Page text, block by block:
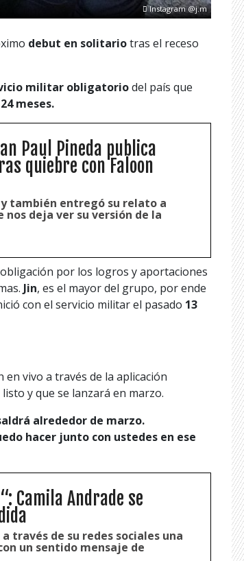
Instagram @j.m
debut en solitariotras el receso
militar obligatoriodel país que
meses.
Paul Pineda publica
quiebre con Faloon
también entregó su relato a
nos deja ver su versión de la
por los logros y aportaciones
Jin, es el mayor del grupo, por ende
con el servicio militar el pasado 13
vivo a través de la aplicación
y que se lanzará en marzo.
alrededor de marzo.
hacer junto con ustedes en ese
Camila Andrade se
través de su redes sociales una
un sentido mensaje de